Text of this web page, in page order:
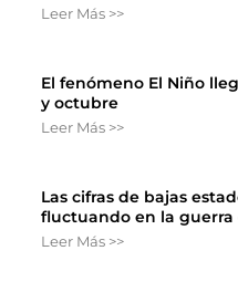
Leer Más >>
El fenómeno El Niño
y octubre
Leer Más >>
Las cifras de bajas
fluctuando en la guerra
Leer Más >>